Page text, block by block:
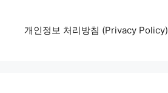
개인정보 처리방침 (Privacy Policy)